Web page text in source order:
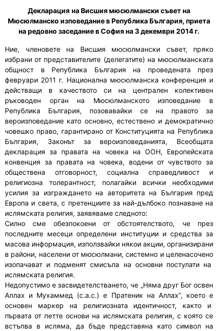
Декларация наВисшия мюсюлмански съвет на
Мюсюлманско изповедание в Република България, приета
на редовно заседание в София на 3 декември 2014 г.
Ние, членовете на Висшия мюсюлмански съвет, пряко
избрани от представителите (делегатите) на мюсюлманската
общност в Република България на проведената през
февруари 2011 г. Национална мюсюлманска конференция и
действащи в качеството си на централен колективен
ръководен орган на Мюсюлманското изповедание в
Република България, позовавайки се на правото за
вероизповедание като основно, естествено и демократично
човешко право, гарантирано от Конституцията на Република
България, Законът за вероизповеданията, Всеобщата
декларация за правата на човека на ООН, Европейската
конвенция за правата на човека, водени от чувството за
обществена отговорност, социална справедливост и
религиозна толерантност, полагайки всички необходими
усилия за изграждането на авторитета на България пред
Европа и света, с претенциите за най-дълбоко познаване на
ислямската религия, заявяваме следното:
Силно сме обезпокоени от обстоятелството, че през
последните месеци определени институции и средства за
масова информация, използвайки някои акции, организирани
в райони, населени от мюсюлмани, системно и целенасочено
изопачават и подменят смисъла на основни постулати на
ислямската религия.
Недопустимо е засвидетелстването, че „Няма друг Бог освен
Аллах и Мухаммед (с.а.с.) е Пратеник на Аллах”, което е
основен маркер на религиозната идентичност, както и
първата от петте основи на ислямската религия, с която се
встъпва в исляма, да бъде представяна като символ на